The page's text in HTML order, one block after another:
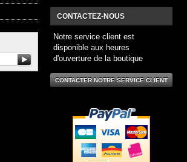
CONTACTEZ-NOUS
Notre service client est
disponible aux heures
d'ouverture de la boutique
CONTACTER NOTRE SERVICE CLIENT